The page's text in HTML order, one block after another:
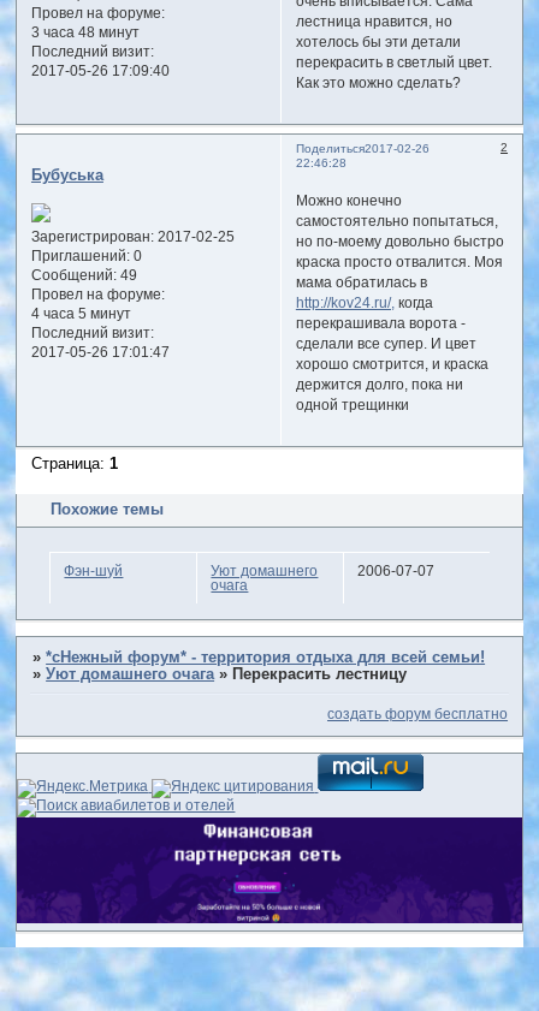
Провел на форуме:
3 часа 48 минут
Последний визит:
2017-05-26 17:09:40
лестница нравится, но
хотелось бы эти детали
перекрасить в светлый цвет.
Как это можно сделать?
Поделиться 2
2017-02-26
22:46:28
Бубуська
Зарегистрирован: 2017-02-25
Приглашений:0
Сообщений:49
Провел на форуме:
4 часа 5 минут
Последний визит:
2017-05-26 17:01:47
Можно конечно
самостоятельно попытаться,
но по-моему довольно быстро
краска просто отвалится. Моя
мама обратилась в
http://kov24.ru/, когда
перекрашивала ворота -
сделали все супер. И цвет
хорошо смотрится, и краска
держится долго, пока ни
одной трещинки
Страница:1
Похожие темы
Фэн-шуй
Уют домашнего
очага
2006-07-07
»*сНежный форум* - территория отдыха для всей семьи!
»Уют домашнего очага » Перекрасить лестницу
создать форум бесплатно